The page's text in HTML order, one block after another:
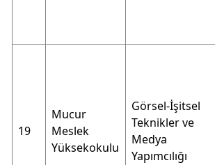
19
Mucur
Meslek
Yüksekokulu
Görsel-İşitsel
Teknikler ve
Medya
Yapımcılığı